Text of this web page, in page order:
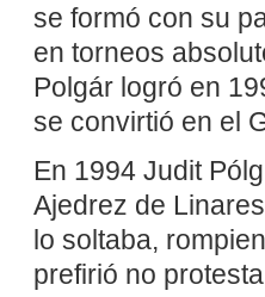
se formó con su
en torneos
Polgár logró en
se convirtió en el
En 1994 Judit
Ajedrez de
lo soltaba,
prefirió no